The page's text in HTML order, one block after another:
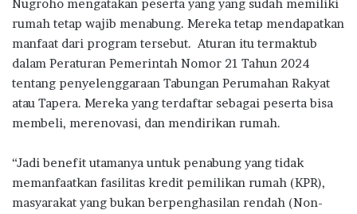
o
o
k
r
A
p
p
ra
m
Nugroho mengatakan peserta yang yang sudah memiliki
rumah tetap wajib menabung. Mereka tetap mendapatkan
manfaat dari program tersebut. Aturan itu termaktub
dalam Peraturan Pemerintah Nomor 21 Tahun 2024
tentang penyelenggaraan Tabungan Perumahan Rakyat
atau Tapera. Mereka yang terdaftar sebagai peserta bisa
membeli, merenovasi, dan mendirikan rumah.
“Jadi benefit utamanya untuk penabung yang tidak
memanfaatkan fasilitas kredit pemilikan rumah (KPR),
masyarakat yang bukan berpenghasilan rendah (Non-